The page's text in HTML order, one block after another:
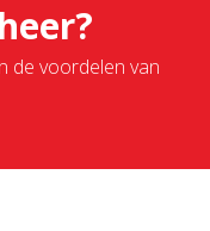
de voordelen van